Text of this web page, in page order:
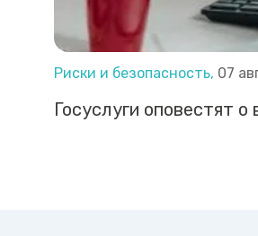
Риски и безопасность, 07
Госуслуги оповестят